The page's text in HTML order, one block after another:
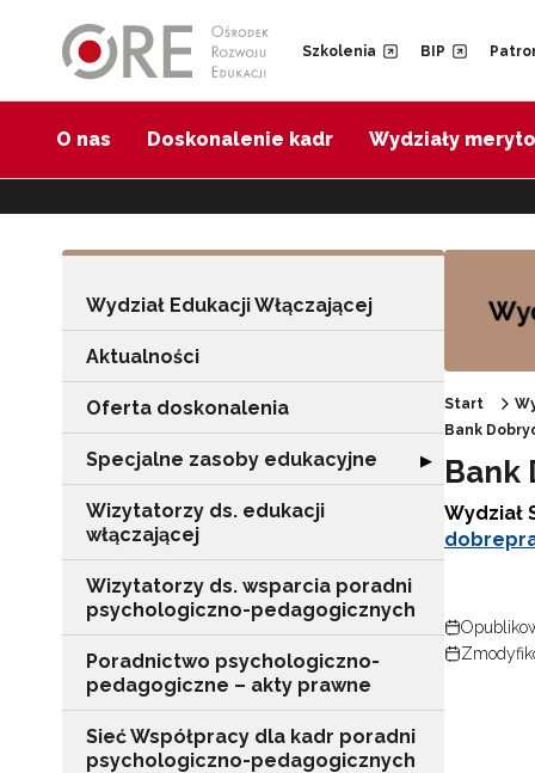
Szkolenia BIP
O nas Doskonalenie kadr Wydziały
Wydział Edukacji Włączającej
Aktualności
Oferta doskonalenia
Specjalne zasoby edukacyjne Rozwiń sekcję
▶
Wizytatorzy ds. edukacji
włączającej
Wizytatorzy ds. wsparcia poradni
psychologiczno-pedagogicznych
Poradnictwo psychologiczno-
pedagogiczne – akty prawne
Sieć Współpracy dla kadr poradni
psychologiczno-pedagogicznych
Start
Bank
Bank
Wydział